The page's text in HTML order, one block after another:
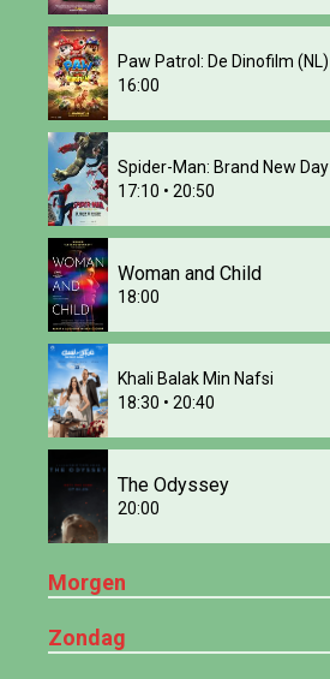
Paw Patrol: De Dinofilm (NL)
16:00
Spider-Man: Brand New Day
17:10 • 20:50
Woman and Child
18:00
Khali Balak Min Nafsi
18:30 • 20:40
The Odyssey
20:00
Morgen
Zondag